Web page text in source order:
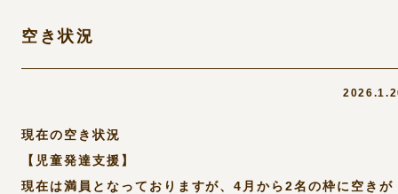
空き状況
現在の空き状況
【児童発達支援】
現在は満員となっておりますが、4月から2名の枠に空きが